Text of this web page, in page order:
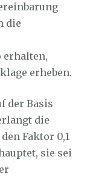
die
erhalten,
erheben.
der Basis
die
Faktor 0,1
sie sei